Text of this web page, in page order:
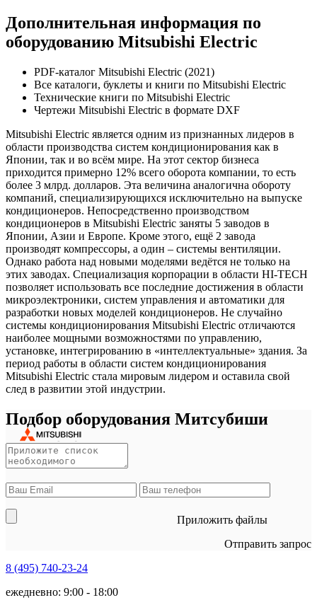
Дополнительная информация по
оборудованию Mitsubishi Electric
PDF-каталог Mitsubishi Electric (2021)
Все каталоги, буклеты и книги по Mitsubishi Electric
Технические книги по Mitsubishi Electric
Чертежи Mitsubishi Electric в формате DXF
Mitsubishi Electric является одним из признанных лидеров в
области производства систем кондиционирования как в
Японии, так и во всём мире. На этот сектор бизнеса
приходится примерно 12% всего оборота компании, то есть
более 3 млрд. долларов. Эта величина аналогична обороту
компаний, специализирующихся исключительно на выпуске
кондиционеров. Непосредственно производством
кондиционеров в Mitsubishi Electric заняты 5 заводов в
Японии, Азии и Европе. Кроме этого, ещё 2 завода
производят компрессоры, а один – системы вентиляции.
Однако работа над новыми моделями ведётся не только на
этих заводах. Специализация корпорации в области HI-TECH
позволяет использовать все последние достижения в области
микроэлектроники, систем управления и автоматики для
разработки новых моделей кондиционеров. Не случайно
системы кондиционирования Mitsubishi Electric отличаются
наиболее мощными возможностями по управлению,
установке, интегрированию в «интеллектуальные» здания. За
период работы в области систем кондиционирования
Mitsubishi Electric стала мировым лидером и оставила свой
след в развитии этой индустрии.
Подбор оборудования Митсубиши
Приложить файлы
Отправить запрос
8 (495) 740-23-24
ежедневно: 9:00 - 18:00